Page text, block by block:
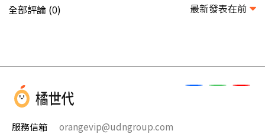
全部評論 (0) 最新發表在前
服務信箱
orangevip@udngroup.com